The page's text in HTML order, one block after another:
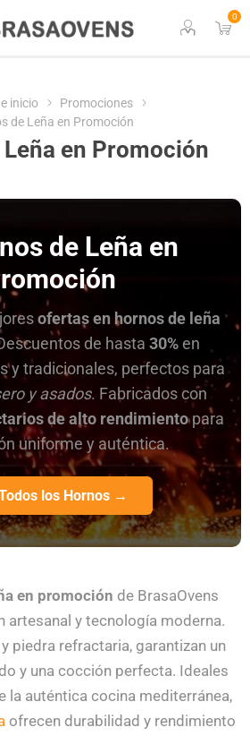
0
inicio
Promociones
de Leña en Promoción
en Promoción
de Leña en
ofertas en hornos de leña
de hasta 30%en
y tradicionales, perfectos para
y asados. Fabricados con
de alto rendimientopara
uniforme y auténtica.
los Hornos →
en promoción de BrasaOvens
artesanal y tecnología moderna.
piedra refractaria, garantizan un
y una cocción perfecta. Ideales
la auténtica cocina mediterránea,
ofrecen durabilidad y rendimiento